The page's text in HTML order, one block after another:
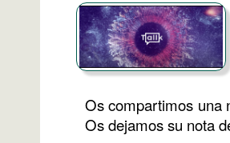
Os compartimos una
Os dejamos su nota